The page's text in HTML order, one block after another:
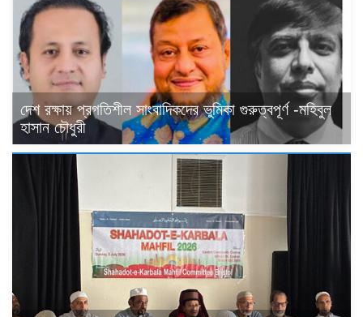
দেশ রক্ষায় প্রগতিশীল সাংবাদিকদের ভুমিকা গুরুত্বপূর্ণ -মহিবুল
হাসান চৌধুরী